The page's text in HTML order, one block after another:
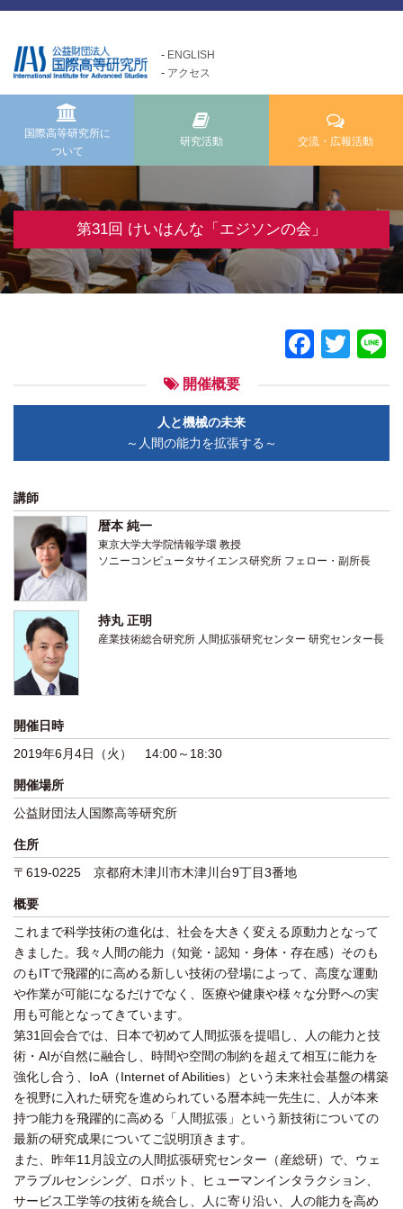
ENGLISH
アクセス
国際高等研究所に
ついて
研究活動 交流・広報活動
About us
国際高等研究所についてTOP
メッセージ
基本理念・ミッション
設立経緯・歩み
組織・運営について
Research Activities
研究活動TOP
研究事業方針
公募研究・その他の研究
研究活動成果
Exchange and Public
Relations Activities
交流・広報活動TOP
けいはんな「ゲーテの会」
けいはんな「meta鼎談」
けいはんな「市民懇談」
IIAS塾ジュニアセミナー
第31回 けいはんな「エジソンの会」
開催概要
人と機械の未来
～人間の能力を拡張する～
講師
暦本 純一
東京大学大学院情報学環 教授
ソニーコンピュータサイエンス研究所 フェロー・副所長
持丸 正明
産業技術総合研究所 人間拡張研究センター 研究センター長
開催日時
2019年6月4日（火） 14:00～18:30
開催場所
公益財団法人国際高等研究所
住所
〒619-0225 京都府木津川市木津川台9丁目3番地
概要
これまで科学技術の進化は、社会を大きく変える原動力となって
きました。我々人間の能力（知覚・認知・身体・存在感）そのも
のもITで飛躍的に高める新しい技術の登場によって、高度な運動
や作業が可能になるだけでなく、医療や健康や様々な分野への実
用も可能となってきています。
第31回会合では、日本で初めて人間拡張を提唱し、人の能力と技
術・AIが自然に融合し、時間や空間の制約を超えて相互に能力を
強化し合う、IoA（Internet of Abilities）という未来社会基盤の構築
を視野に入れた研究を進められている暦本純一先生に、人が本来
持つ能力を飛躍的に高める「人間拡張」という新技術についての
最新の研究成果についてご説明頂きます。
また、昨年11月設立の人間拡張研究センター（産総研）で、ウェ
アラブルセンシング、ロボット、ヒューマンインタラクション、
サービス工学等の技術を統合し、人に寄り沿い、人の能力を高め